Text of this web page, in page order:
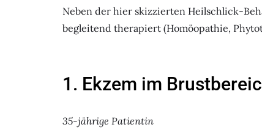
Neben der hier skizzierten Heilschlick-
begleitend therapiert (Homöopathie,
1. Ekzem im
35-jährige Patientin